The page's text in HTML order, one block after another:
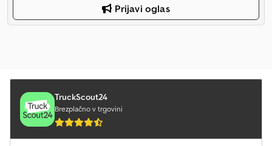
Prijavi oglas
TruckScout24
Brezplačno v trgovini